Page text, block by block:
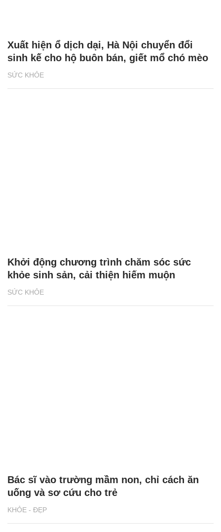
SỨC KHỎE
Xuất hiện ổ dịch dại, Hà Nội chuyển đổi
sinh kế cho hộ buôn bán, giết mổ chó mèo
SỨC KHỎE
Khởi động chương trình chăm sóc sức
khỏe sinh sản, cải thiện hiếm muộn
KHỎE - ĐẸP
Bác sĩ vào trường mầm non, chỉ cách ăn
uống và sơ cứu cho trẻ